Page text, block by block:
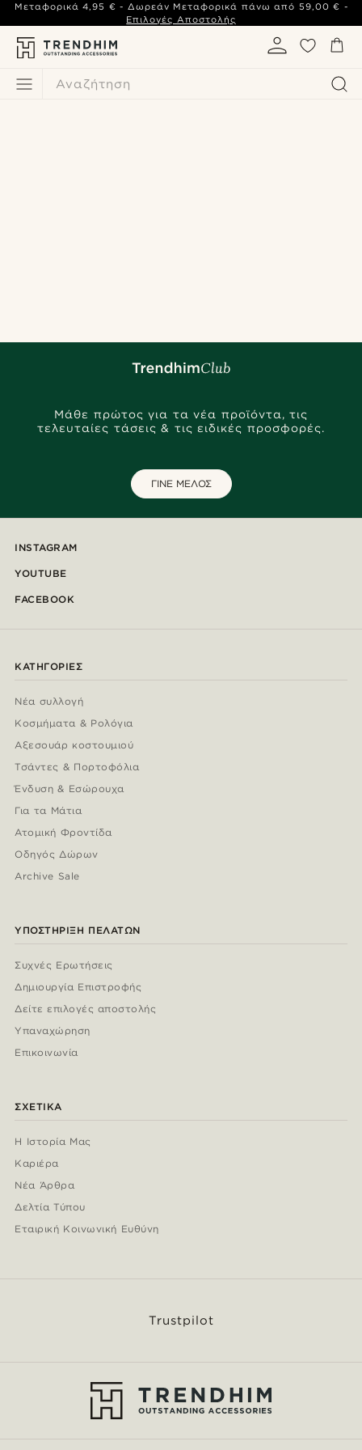
Αναζήτηση
Μεταφορικά 4,95 € - Δωρεάν Μεταφορικά πάνω από 59,00 € -
Επιλογές Αποστολής
Μάθε πρώτος για τα νέα προϊόντα, τις
τελευταίες τάσεις & τις ειδικές προσφορές.
ΓΙΝΕ ΜΕΛΟΣ
INSTAGRAM
YOUTUBE
FACEBOOK
ΚΑΤΗΓΟΡΊΕΣ
Νέα συλλογή
Κοσμήματα & Ρολόγια
Αξεσουάρ κοστουμιού
Τσάντες & Πορτοφόλια
Ένδυση & Εσώρουχα
Για τα Μάτια
Ατομική Φροντίδα
Οδηγός Δώρων
Archive Sale
ΥΠΟΣΤΉΡΙΞΗ ΠΕΛΑΤΏΝ
Συχνές Ερωτήσεις
Δημιουργία Επιστροφής
Δείτε επιλογές αποστολής
Υπαναχώρηση
Επικοινωνία
ΣΧΕΤΙΚΆ
Η Ιστορία Μας
Καριέρα
Νέα Άρθρα
Δελτία Τύπου
Εταιρική Κοινωνική Ευθύνη
Trustpilot